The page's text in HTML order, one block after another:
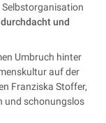
durchdacht und
Umbruch hinter
auf der
Franziska Stoffer,
und schonungslos